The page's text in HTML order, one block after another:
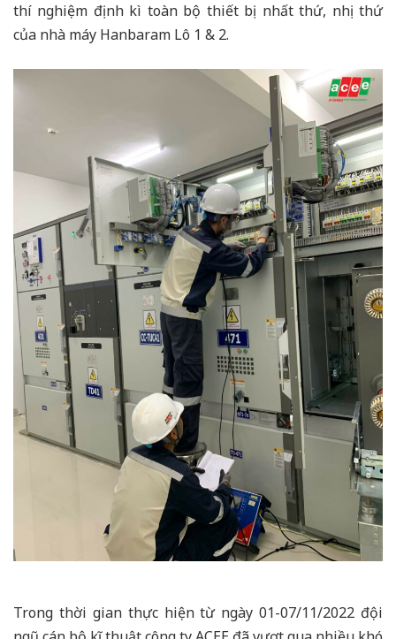
thí nghiệm định kì toàn bộ thiết bị nhất thứ, nhị thứ
của nhà máy Hanbaram Lô 1 & 2.
Trong thời gian thực hiện từ ngày 01-07/11/2022 đội